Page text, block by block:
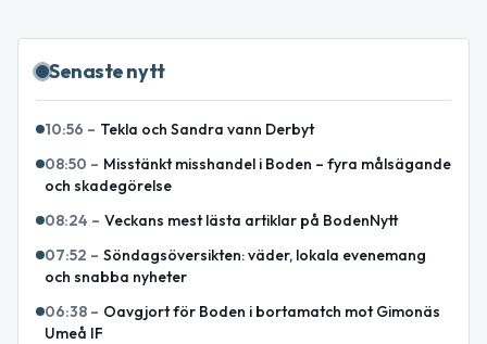
Senaste nytt
10:56 – Tekla och Sandra vann Derbyt
08:50 – Misstänkt misshandel i Boden – fyra målsägande
och skadegörelse
08:24 – Veckans mest lästa artiklar på BodenNytt
07:52 – Söndagsöversikten: väder, lokala evenemang
och snabba nyheter
06:38 – Oavgjort för Boden i bortamatch mot Gimonäs
Umeå IF